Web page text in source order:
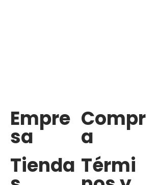
Empre
sa
Tienda
Compr
a
Térmi